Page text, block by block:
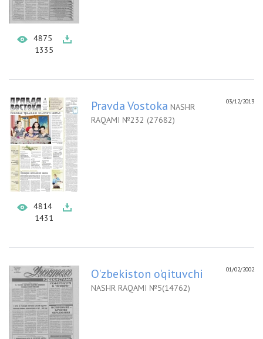
4875
1335
4814
1431
03/12/2013
Pravda Vostoka NASHR
RAQAMI №232 (27682)
01/02/2002
O'zbekiston o'qituvchi
NASHR RAQAMI №5(14762)